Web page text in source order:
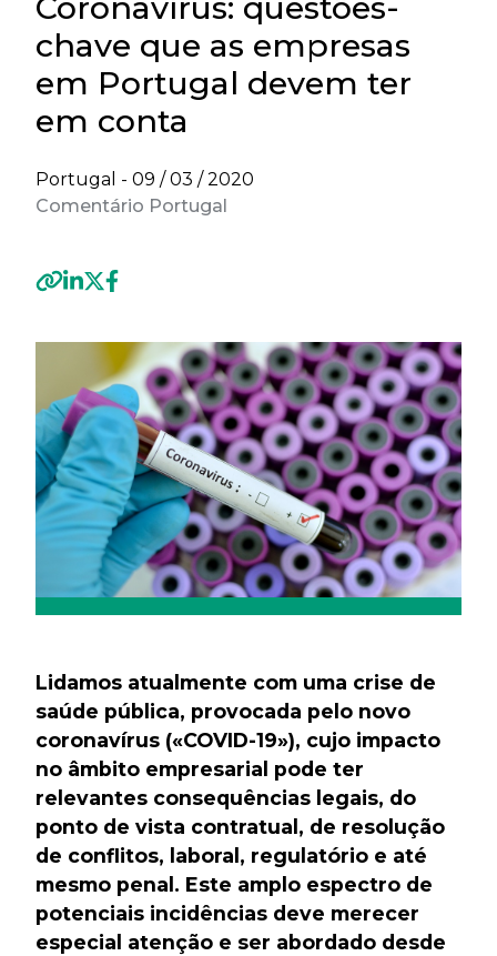
chave que as empresas
em Portugal devem ter
em conta
Portugal - 09 / 03 / 2020
Comentário Portugal
Lidamos atualmente com uma crise de
saúde pública, provocada pelo novo
coronavírus («COVID-19»), cujo impacto
no âmbito empresarial pode ter
relevantes consequências legais, do
ponto de vista contratual, de resolução
de conflitos, laboral, regulatório e até
mesmo penal. Este amplo espectro de
potenciais incidências deve merecer
especial atenção e ser abordado desde